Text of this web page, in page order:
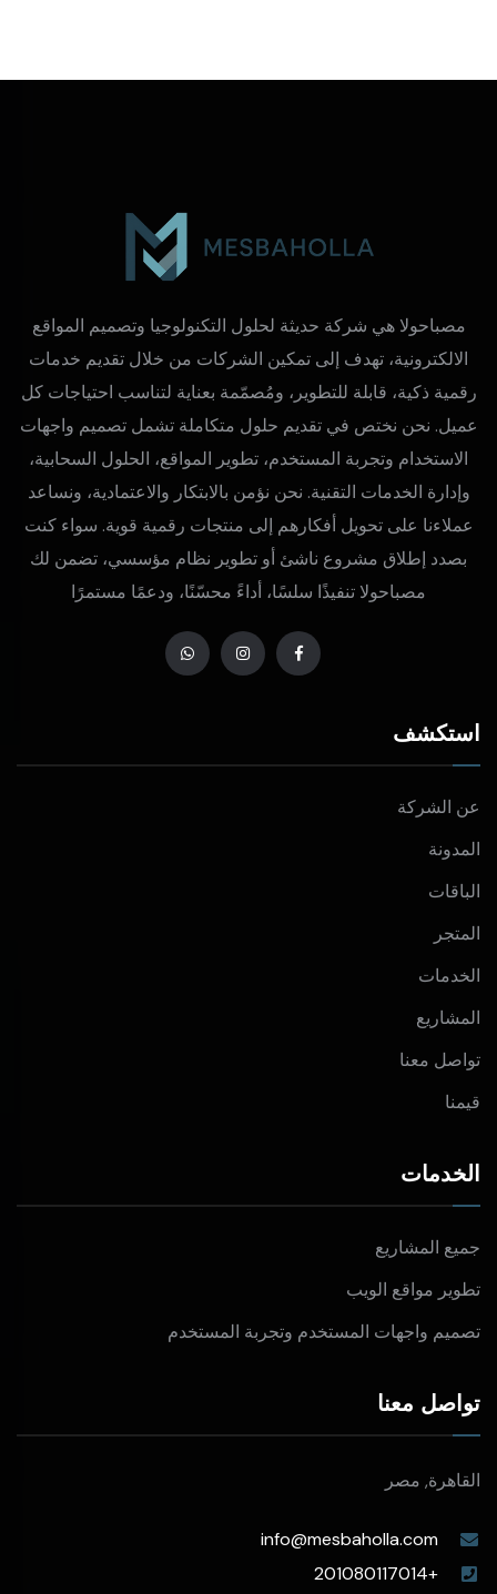
مصباحولا هي شركة حديثة لحلول التكنولوجيا وتصميم المواقع
الالكترونية، تهدف إلى تمكين الشركات من خلال تقديم خدمات
رقمية ذكية، قابلة للتطوير، ومُصمّمة بعناية لتناسب احتياجات كل
عميل. نحن نختص في تقديم حلول متكاملة تشمل تصميم واجهات
الاستخدام وتجربة المستخدم، تطوير المواقع، الحلول السحابية،
وإدارة الخدمات التقنية. نحن نؤمن بالابتكار والاعتمادية، ونساعد
عملاءنا على تحويل أفكارهم إلى منتجات رقمية قوية. سواء كنت
بصدد إطلاق مشروع ناشئ أو تطوير نظام مؤسسي، تضمن لك
مصباحولا تنفيذًا سلسًا، أداءً محسّنًا، ودعمًا مستمرًا
استكشف
عن الشركة
المدونة
الباقات
المتجر
الخدمات
المشاريع
تواصل معنا
قيمنا
الخدمات
جميع المشاريع
تطوير مواقع الويب
تصميم واجهات المستخدم وتجربة المستخدم
تواصل معنا
القاهرة, مصر
info@mesbaholla.com
+201080117014